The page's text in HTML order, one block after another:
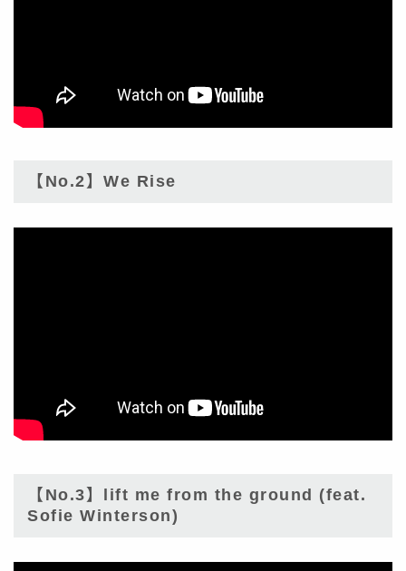
【No.2】We Rise
【No.3】lift me from the ground (feat.
Sofie Winterson)